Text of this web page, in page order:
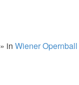
» in Wiener Opernball